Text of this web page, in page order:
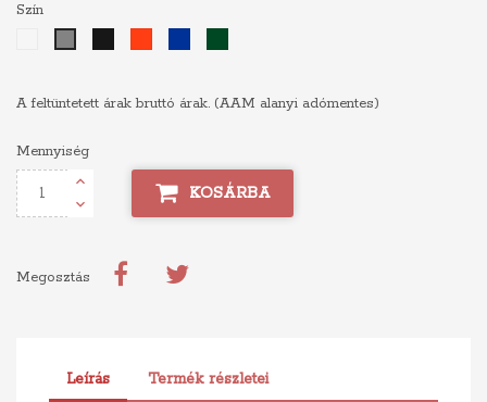
Szín
A feltüntetett árak bruttó árak. (AAM alanyi adómentes)
Mennyiség
KOSÁRBA
Megosztás
Leírás Termék részletei